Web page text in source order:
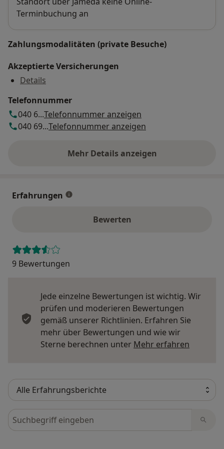
Terminbuchung an
Zahlungsmodalitäten (private Besuche)
Akzeptierte Versicherungen
Details
Telefonnummer
040 6...Telefonnummer anzeigen
040 69...Telefonnummer anzeigen
Mehr Details anzeigen
über die Adresse
Erfahrungen
Bewerten
9 Bewertungen
Jede einzelne Bewertungen ist wichtig. Wir
prüfen und moderieren Bewertungen
gemäß unserer Richtlinien. Erfahren Sie
mehr über Bewertungen und wie wir
Sterne berechnen unter Mehr erfahren
Bewertungen durchsuchen